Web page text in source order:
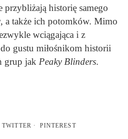
przybliżają historię samego
a także ich potomków. Mimo
wciągająca i z
gustu miłośnikom historii
grup jak Peaky Blinders.
TWITTER PINTEREST